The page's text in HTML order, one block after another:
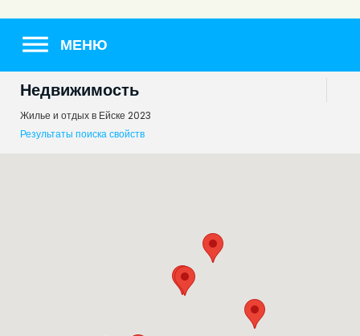
МЕНЮ
Недвижимость
Жилье и отдых в Ейске 2023
Результаты поиска свойств